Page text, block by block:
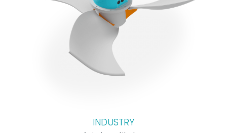
INDUSTRY